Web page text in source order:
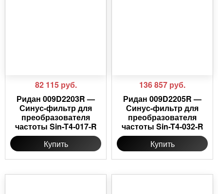
82 115 руб.
Ридан 009D2203R —
Синус-фильтр для
преобразователя
частоты Sin-T4-017-R
Купить
136 857 руб.
Ридан 009D2205R —
Синус-фильтр для
преобразователя
частоты Sin-T4-032-R
Купить